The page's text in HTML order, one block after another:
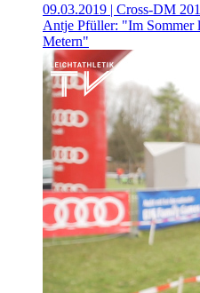
09.03.2019 | Cross-DM
Antje Pfüller: "Im Sommer
Metern"